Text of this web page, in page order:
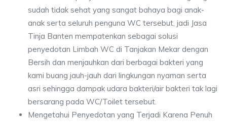
sudah tidak sehat yang sangat bahaya bagi anak-
anak serta seluruh penguna WC tersebut, jadi Jasa
Tinja Banten mempatenkan sebagai solusi
penyedotan Limbah WC di Tanjakan Mekar dengan
Bersih dan menjauhkan dari berbagai bakteri yang
kami buang jauh-jauh dari lingkungan nyaman serta
asri sehingga dampak udara bakteri/air bakteri tak lagi
bersarang pada WC/Toilet tersebut.
Mengetahui Penyedotan yang Terjadi Karena Penuh